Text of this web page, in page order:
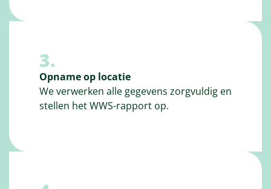
3.
Opname op locatie
We verwerken alle gegevens zorgvuldig en
stellen het WWS-rapport op.